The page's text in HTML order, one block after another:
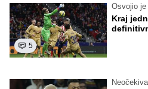
5
Osvojio
Kraj